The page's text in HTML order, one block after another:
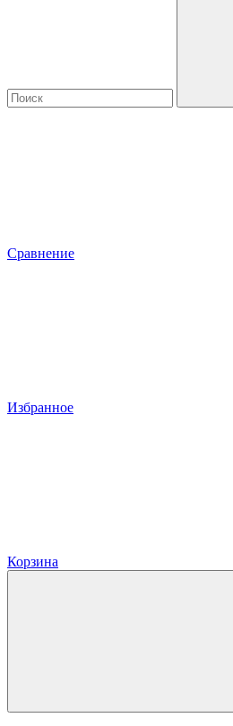
Сравнение
Избранное
Корзина